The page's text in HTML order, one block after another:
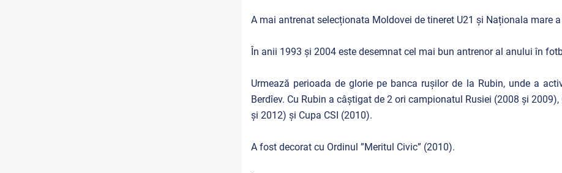
A mai antrenat selecționata Moldovei de tineret U21 și Naționala mare
În anii 1993 și 2004 este desemnat cel mai bun antrenor al anului în
Urmează perioada de glorie pe banca rușilor de la Rubin, unde a
Berdîev. Cu Rubin a câștigat de 2 ori campionatul Rusiei (2008 și
și 2012) și Cupa CSI (2010).
A fost decorat cu Ordinul ”Meritul Civic” (2010).